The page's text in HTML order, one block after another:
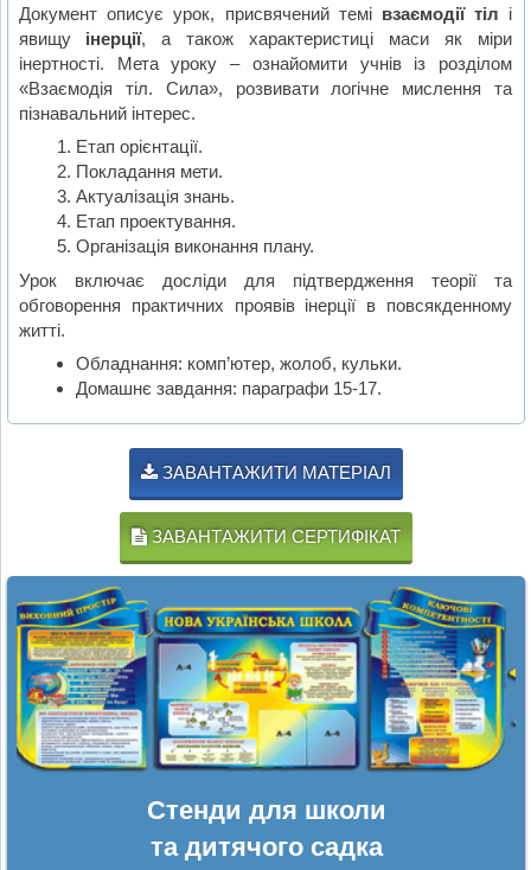
Документ описує урок, присвячений темі взаємодії тіл і
явищу інерції, а також характеристиці маси як міри
інертності. Мета уроку – ознайомити учнів із розділом
«Взаємодія тіл. Сила», розвивати логічне мислення та
пізнавальний інтерес.
Етап орієнтації.
Покладання мети.
Актуалізація знань.
Етап проектування.
Організація виконання плану.
Урок включає досліди для підтвердження теорії та
обговорення практичних проявів інерції в повсякденному
житті.
Обладнання: комп’ютер, жолоб, кульки.
Домашнє завдання: параграфи 15-17.
ЗАВАНТАЖИТИ МАТЕРІАЛ
ЗАВАНТАЖИТИ СЕРТИФІКАТ
Стенди для школи
та дитячого садка